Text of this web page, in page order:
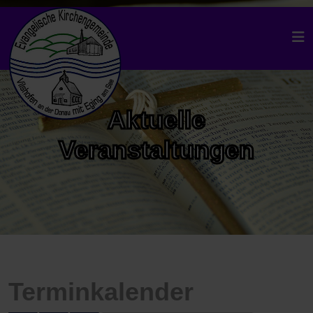
Aktuelle
Veranstaltungen
Terminkalender